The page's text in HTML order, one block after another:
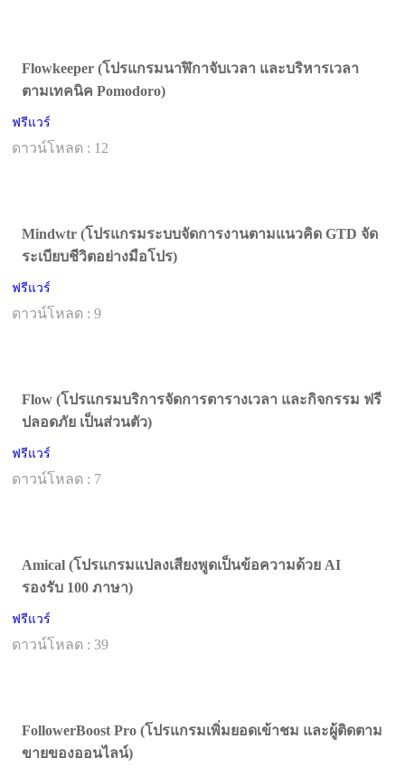
Flowkeeper (โปรแกรมนาฬิกาจับเวลา และบริหารเวลา
ตามเทคนิค Pomodoro)
ฟรีแวร์
ดาวน์โหลด : 12
Mindwtr (โปรแกรมระบบจัดการงานตามแนวคิด GTD จัด
ระเบียบชีวิตอย่างมือโปร)
ฟรีแวร์
ดาวน์โหลด : 9
Flow (โปรแกรมบริการจัดการตารางเวลา และกิจกรรม ฟรี
ปลอดภัย เป็นส่วนตัว)
ฟรีแวร์
ดาวน์โหลด : 7
Amical (โปรแกรมแปลงเสียงพูดเป็นข้อความด้วย AI
รองรับ 100 ภาษา)
ฟรีแวร์
ดาวน์โหลด : 39
FollowerBoost Pro (โปรแกรมเพิ่มยอดเข้าชม และผู้ติดตาม
ขายของออนไลน์)